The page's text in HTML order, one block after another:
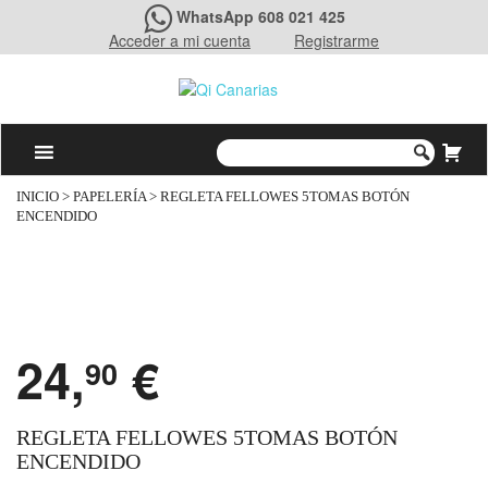
WhatsApp 608 021 425
Acceder a mi cuenta
Registrarme
INICIO > PAPELERÍA> REGLETA FELLOWES 5TOMAS BOTÓN
ENCENDIDO
24,90 €
REGLETA FELLOWES 5TOMAS BOTÓN
ENCENDIDO